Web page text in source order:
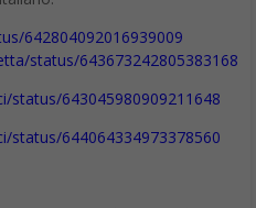
davvero essere quel luogo in
le persone, i team, le
con persone che hanno
del design di interazione
Insieme a quelle
possono mancare ricordiamo